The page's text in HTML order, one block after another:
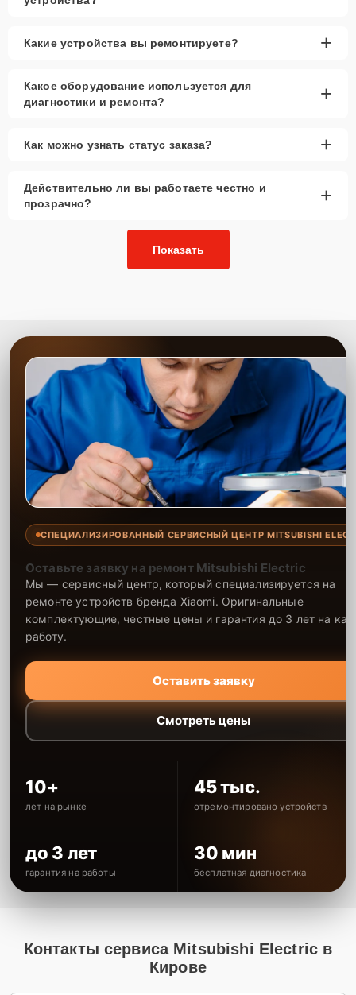
Какие устройства вы ремонтируете? +
Какое оборудование используется для
диагностики и ремонта?
+
Как можно узнать статус заказа? +
Действительно ли вы работаете честно и
прозрачно?
+
Показать
СПЕЦИАЛИЗИРОВАННЫЙ СЕРВИСНЫЙ ЦЕНТР MITSUBISHI
Оставьте заявку на ремонт Mitsubishi Electric
Мы — сервисный центр, который специализируется на
ремонте устройств бренда Xiaomi. Оригинальные
комплектующие, честные цены и гарантия до 3 лет на
работу.
Оставить заявку
Смотреть цены
10+
лет на рынке
45 тыс.
отремонтировано устройств
до 3 лет
гарантия на работы
30 мин
бесплатная диагностика
Контакты сервиса Mitsubishi Electric в
Кирове